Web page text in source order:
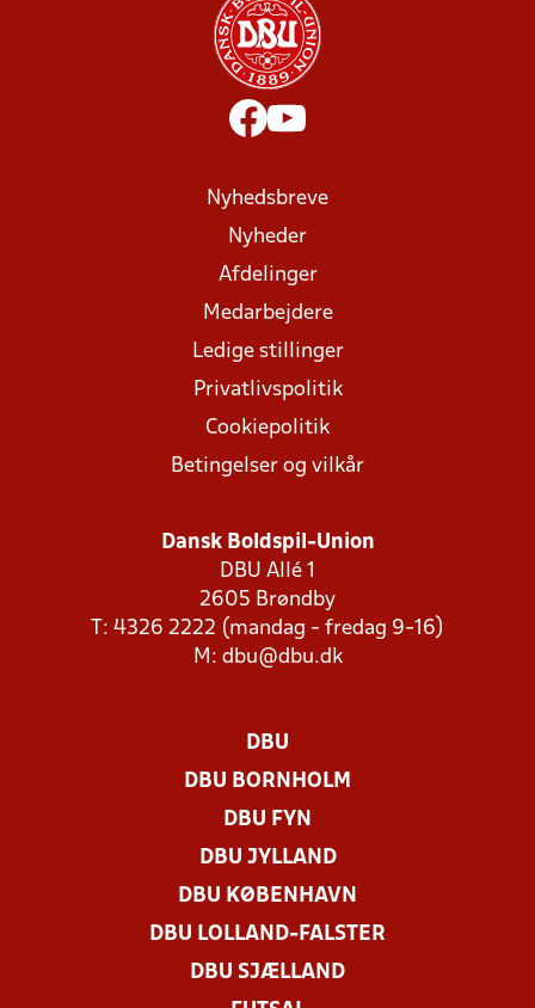
Nyhedsbreve
Nyheder
Afdelinger
Medarbejdere
Ledige stillinger
Privatlivspolitik
Cookiepolitik
Betingelser og vilkår
Dansk Boldspil-Union
DBU Allé 1
2605 Brøndby
T: 4326 2222 (mandag - fredag 9-16)
M: dbu@dbu.dk
DBU
DBU BORNHOLM
DBU FYN
DBU JYLLAND
DBU KØBENHAVN
DBU LOLLAND-FALSTER
DBU SJÆLLAND